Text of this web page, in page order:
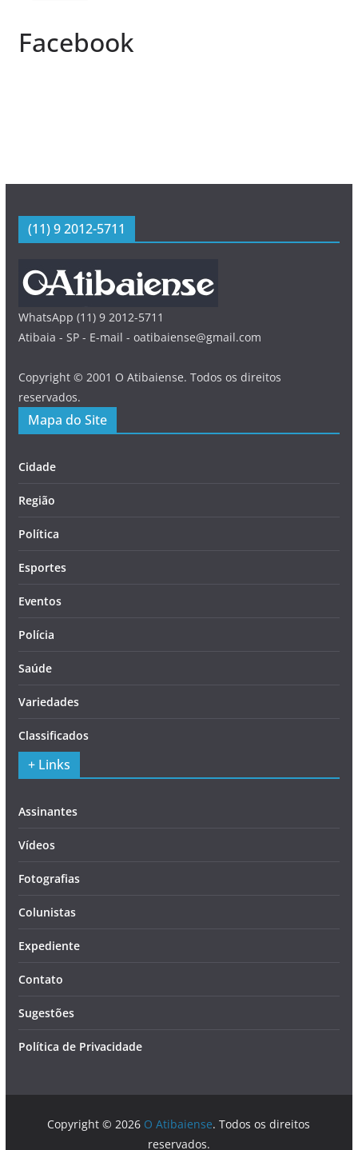
Facebook
(11) 9 2012-5711
WhatsApp (11) 9 2012-5711
Atibaia - SP - E-mail - oatibaiense@gmail.com
Copyright © 2001 O Atibaiense. Todos os direitos
reservados.
Mapa do Site
Cidade
Região
Política
Esportes
Eventos
Polícia
Saúde
Variedades
Classificados
+ Links
Assinantes
Vídeos
Fotografias
Colunistas
Expediente
Contato
Sugestões
Política de Privacidade
Copyright © 2026 O Atibaiense. Todos os direitos
reservados.